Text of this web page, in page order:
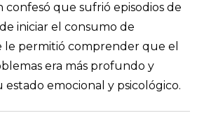
confesó que sufrió episodios de
iniciar el consumo de
le permitió comprender que el
era más profundo y
estado emocional y psicológico.